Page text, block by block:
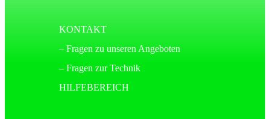
KONTAKT
– Fragen zu unseren Angeboten
– Fragen zur Technik
HILFEBEREICH